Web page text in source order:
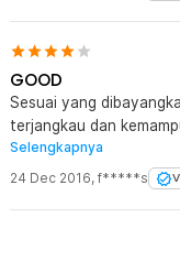
GOOD
Sesuai yang
terjangkau dan
harga nya. Cukup
Terima kasih JakNot
Selengkapnya
24 Dec 2016, f*****s